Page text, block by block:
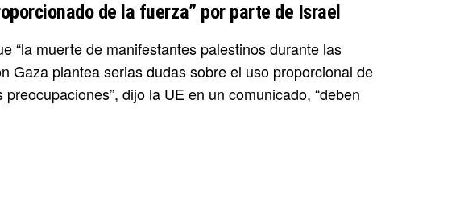
de la fuerza” por parte de Israel
“la muerte de manifestantes palestinos durante las
Gaza plantea serias dudas sobre el uso proporcional de
dijo la UE en un comunicado, “deben